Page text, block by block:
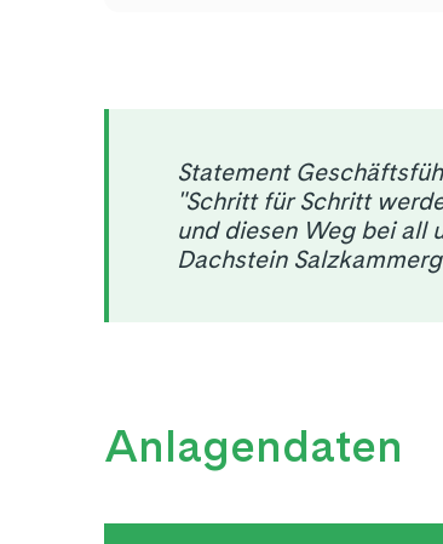
Statement
"Schritt für Schritt
und diesen Weg bei all
Dachstein
Anlagendaten